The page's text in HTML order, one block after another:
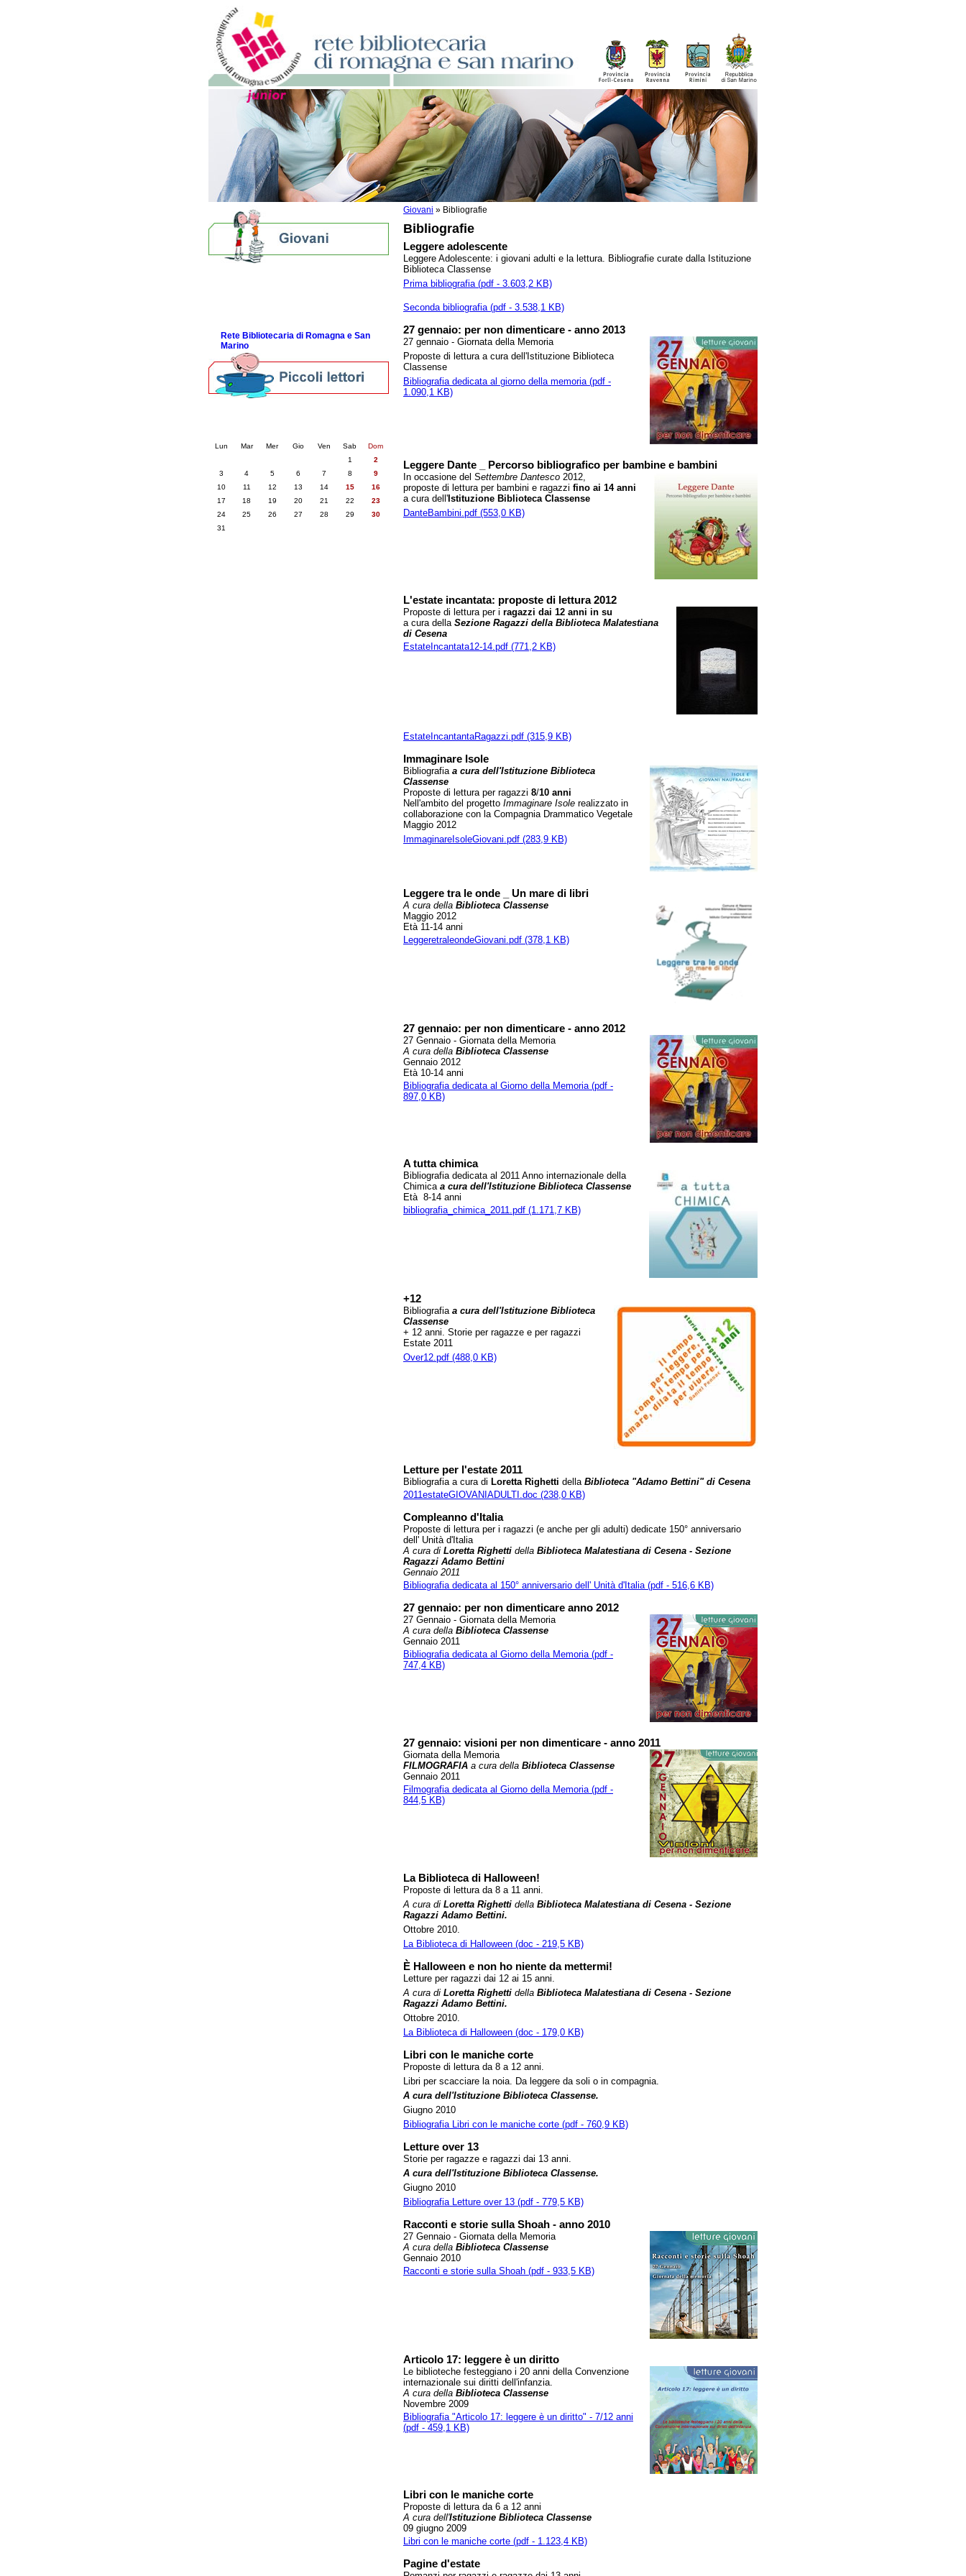
Giovani » Bibliografie
Bibliografie
Leggere adolescente
Leggere Adolescente: i giovani adulti e la lettura. Bibliografie curate dalla Istituzione
Biblioteca Classense
Prima bibliografia (pdf - 3.603,2 KB)
Seconda bibliografia (pdf - 3.538,1 KB)
27 gennaio: per non dimenticare - anno 2013
27 gennaio - Giornata della Memoria
Proposte di lettura a cura dell'Istituzione Biblioteca
Classense
Bibliografia dedicata al giorno della memoria (pdf -
1.090,1 KB)
Leggere Dante _ Percorso bibliografico per bambine e bambini
In occasione del Settembre Dantesco 2012,
proposte di lettura per bambini e ragazzi fino ai 14 anni
a cura dell' Istituzione Biblioteca Classense
DanteBambini.pdf (553,0 KB)
L'estate incantata: proposte di lettura 2012
Proposte di lettura per i ragazzi dai 12 anni in su
a cura della Sezione Ragazzi della Biblioteca Malatestiana
di Cesena
EstateIncantata12-14.pdf (771,2 KB)
EstateIncantantaRagazzi.pdf (315,9 KB)
Immaginare Isole
Bibliografia a cura dell'Istituzione Biblioteca
Classense
Proposte di lettura per ragazzi 8/10 anni
Nell'ambito del progetto Immaginare Isole realizzato in
collaborazione con la Compagnia Drammatico Vegetale
Maggio 2012
ImmaginareIsoleGiovani.pdf (283,9 KB)
Leggere tra le onde _ Un mare di libri
A cura della Biblioteca Classense
Maggio 2012
Età 11-14 anni
LeggeretraleondeGiovani.pdf (378,1 KB)
27 gennaio: per non dimenticare - anno 2012
27 Gennaio - Giornata della Memoria
A cura della Biblioteca Classense
Gennaio 2012
Età 10-14 anni
Bibliografia dedicata al Giorno della Memoria (pdf -
897,0 KB)
A tutta chimica
Bibliografia dedicata al 2011 Anno internazionale della
Chimica a cura dell'Istituzione Biblioteca Classense
Età 8-14 anni
bibliografia_chimica_2011.pdf (1.171,7 KB)
+12
Bibliografia a cura dell'Istituzione Biblioteca
Classense
+ 12 anni. Storie per ragazze e per ragazzi
Estate 2011
Over12.pdf (488,0 KB)
Letture per l'estate 2011
Bibliografia a cura di Loretta Righetti della Biblioteca "Adamo Bettini" di Cesena
2011estateGIOVANIADULTI.doc (238,0 KB)
Compleanno d'Italia
Proposte di lettura per i ragazzi (e anche per gli adulti) dedicate 150° anniversario
dell' Unità d'Italia
A cura di Loretta Righetti della Biblioteca Malatestiana di Cesena - Sezione
Ragazzi Adamo Bettini
Gennaio 2011
Bibliografia dedicata al 150° anniversario dell' Unità d'Italia (pdf - 516,6 KB)
27 gennaio: per non dimenticare anno 2012
27 Gennaio - Giornata della Memoria
A cura della Biblioteca Classense
Gennaio 2011
Bibliografia dedicata al Giorno della Memoria (pdf -
747,4 KB)
27 gennaio: visioni per non dimenticare - anno 2011
Giornata della Memoria
FILMOGRAFIA a cura della Biblioteca Classense
Gennaio 2011
Filmografia dedicata al Giorno della Memoria (pdf -
844,5 KB)
La Biblioteca di Halloween!
Proposte di lettura da 8 a 11 anni.
A cura di Loretta Righetti della Biblioteca Malatestiana di Cesena - Sezione
Ragazzi Adamo Bettini.
Ottobre 2010.
La Biblioteca di Halloween (doc - 219,5 KB)
È Halloween e non ho niente da mettermi!
Letture per ragazzi dai 12 ai 15 anni.
A cura di Loretta Righetti della Biblioteca Malatestiana di Cesena - Sezione
Ragazzi Adamo Bettini.
Ottobre 2010.
La Biblioteca di Halloween (doc - 179,0 KB)
Libri con le maniche corte
Proposte di lettura da 8 a 12 anni.
Libri per scacciare la noia. Da leggere da soli o in compagnia.
A cura dell'Istituzione Biblioteca Classense.
Giugno 2010
Bibliografia Libri con le maniche corte (pdf - 760,9 KB)
Letture over 13
Storie per ragazze e ragazzi dai 13 anni.
A cura dell'Istituzione Biblioteca Classense.
Giugno 2010
Bibliografia Letture over 13 (pdf - 779,5 KB)
Racconti e storie sulla Shoah - anno 2010
27 Gennaio - Giornata della Memoria
A cura della Biblioteca Classense
Gennaio 2010
Racconti e storie sulla Shoah (pdf - 933,5 KB)
Articolo 17: leggere è un diritto
Le biblioteche festeggiano i 20 anni della Convenzione
internazionale sui diritti dell'infanzia.
A cura della Biblioteca Classense
Novembre 2009
Bibliografia "Articolo 17: leggere è un diritto" - 7/12 anni
(pdf - 459,1 KB)
Libri con le maniche corte
Proposte di lettura da 6 a 12 anni
A cura dell'Istituzione Biblioteca Classense
09 giugno 2009
Libri con le maniche corte (pdf - 1.123,4 KB)
Pagine d'estate
Rete Bibliotecaria di Romagna e San
Marino
Lun Mar Mer Gio Ven Sab
Dom
1
2
3
4 5 6 7 8
9
10
11 12 13 14 15
16
17
18 19 20 21 22
23
24
25 26 27 28 29
30
31